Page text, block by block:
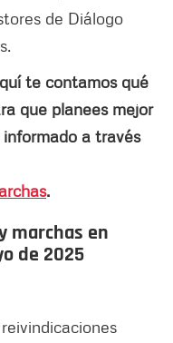
de Diálogo
te contamos qué
que planees mejor
a través
.
marchas en
de 2025